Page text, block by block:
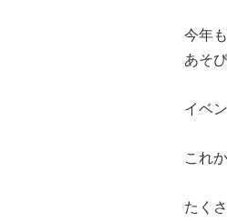
今年
あそ
イベ
これ
たく